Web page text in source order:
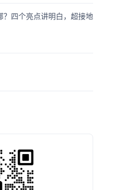
？四个亮点讲明白，超接地